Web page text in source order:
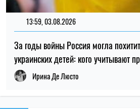
Киберполиция назвала
мошеннических
автомобиля в
10:59
07.08.26
Новый учебный год в
повысят зарплаты,